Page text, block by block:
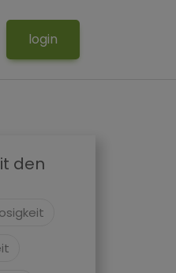
login
den